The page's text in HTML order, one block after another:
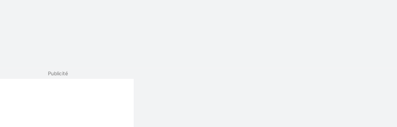
Publicité